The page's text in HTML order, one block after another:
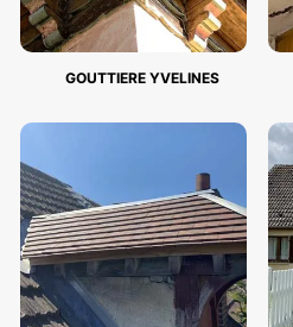
GOUTTIERE YVELINES